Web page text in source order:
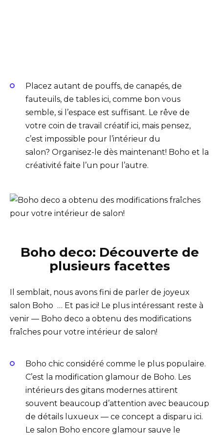
Placez autant de pouffs, de canapés, de
fauteuils, de tables ici, comme bon vous
semble, si l’espace est suffisant. Le rêve de
votre coin de travail créatif ici, mais pensez,
c’est impossible pour l’intérieur du
salon? Organisez-le dès maintenant! Boho et la
créativité faite l’un pour l’autre.
Boho deco: Découverte de
plusieurs facettes
Il semblait, nous avons fini de parler de joyeux
salon Boho … Et pas ici! Le plus intéressant reste à
venir — Boho deco a obtenu des modifications
fraîches pour votre intérieur de salon!
Boho chic considéré comme le plus populaire.
C’est la modification glamour de Boho. Les
intérieurs des gitans modernes attirent
souvent beaucoup d’attention avec beaucoup
de détails luxueux — ce concept a disparu ici.
Le salon Boho encore glamour sauve le